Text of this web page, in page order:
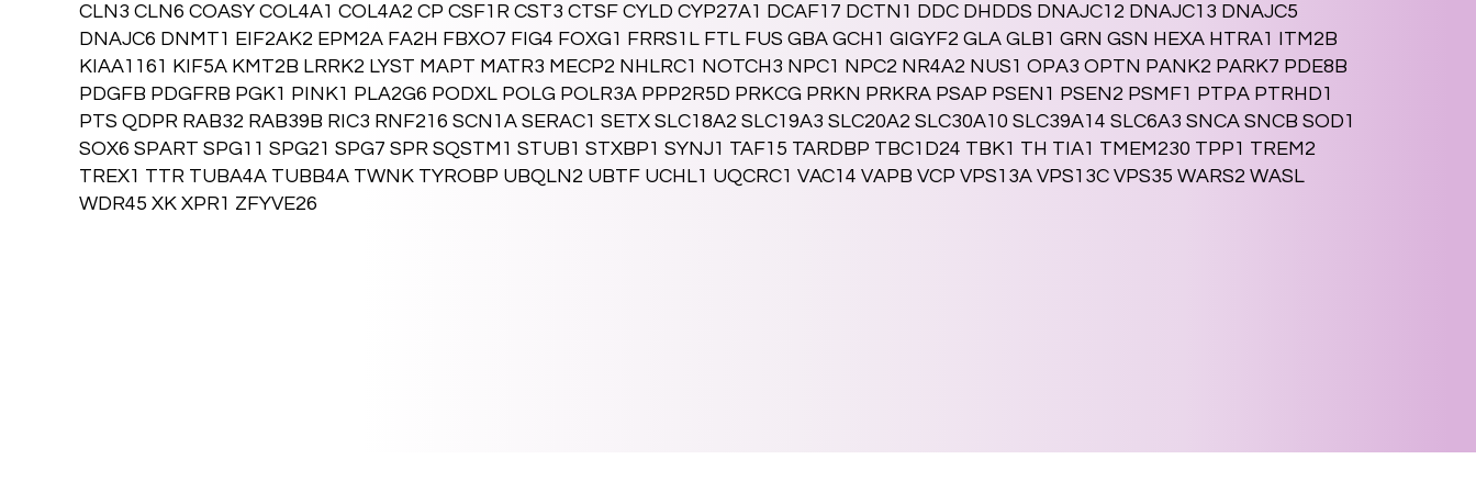
CLN3 CLN6 COASY COL4A1 COL4A2 CP CSF1R CST3 CTSF CYLD CYP27A1 DCAF17 DCTN1 DDC DHDDS DNAJC12 DNAJC13 DNAJC5
DNAJC6 DNMT1 EIF2AK2 EPM2A FA2H FBXO7 FIG4 FOXG1 FRRS1L FTL FUS GBA GCH1 GIGYF2 GLA GLB1 GRN GSN HEXA HTRA1 ITM2B
KIAA1161 KIF5A KMT2B LRRK2 LYST MAPT MATR3 MECP2 NHLRC1 NOTCH3 NPC1 NPC2 NR4A2 NUS1 OPA3 OPTN PANK2 PARK7 PDE8B
PDGFB PDGFRB PGK1 PINK1 PLA2G6 PODXL POLG POLR3A PPP2R5D PRKCG PRKN PRKRA PSAP PSEN1 PSEN2 PSMF1 PTPA PTRHD1
PTS QDPR RAB32 RAB39B RIC3 RNF216 SCN1A SERAC1 SETX SLC18A2 SLC19A3 SLC20A2 SLC30A10 SLC39A14 SLC6A3 SNCA SNCB SOD1
SOX6 SPART SPG11 SPG21 SPG7 SPR SQSTM1 STUB1 STXBP1 SYNJ1 TAF15 TARDBP TBC1D24 TBK1 TH TIA1 TMEM230 TPP1 TREM2
TREX1 TTR TUBA4A TUBB4A TWNK TYROBP UBQLN2 UBTF UCHL1 UQCRC1 VAC14 VAPB VCP VPS13A VPS13C VPS35 WARS2 WASL
WDR45 XK XPR1 ZFYVE26